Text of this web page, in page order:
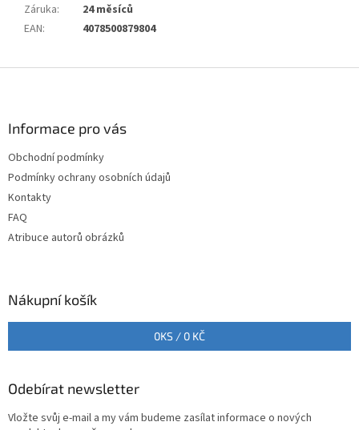
Záruka:
24 měsíců
EAN: 4078500879804
Informace pro vás
Obchodní podmínky
Podmínky ochrany osobních údajů
Kontakty
FAQ
Atribuce autorů obrázků
Nákupní košík
0KS / 0 KČ
Odebírat newsletter
Vložte svůj e-mail a my vám budeme zasílat informace o nových